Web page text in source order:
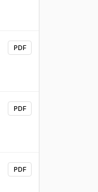
PDF
PDF
PDF